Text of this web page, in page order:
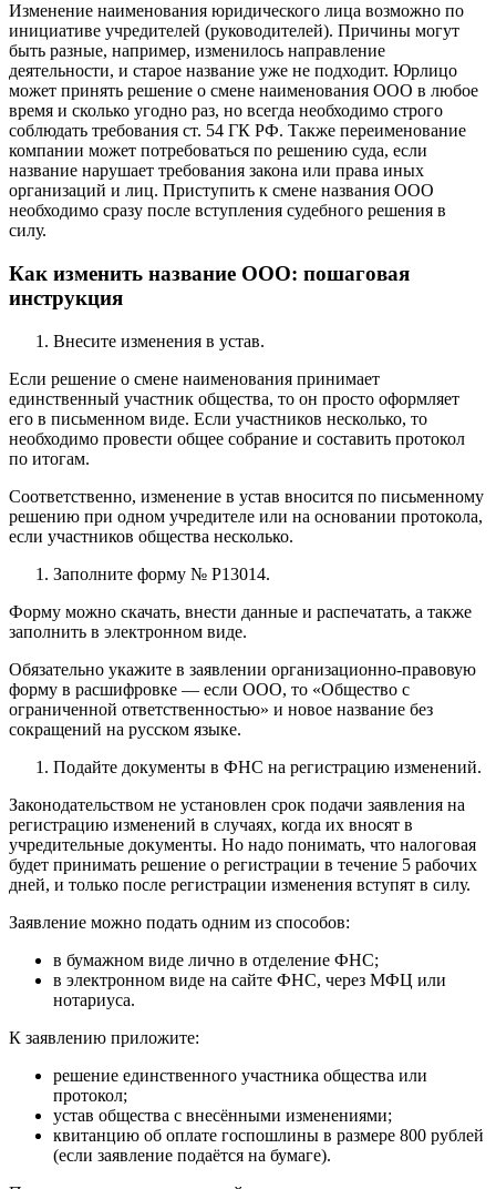
Изменение наименования юридического лица возможно по
инициативе учредителей (руководителей). Причины могут
быть разные, например, изменилось направление
деятельности, и старое название уже не подходит. Юрлицо
может принять решение о смене наименования ООО в любое
время и сколько угодно раз, но всегда необходимо строго
соблюдать требования ст. 54 ГК РФ. Также переименование
компании может потребоваться по решению суда, если
название нарушает требования закона или права иных
организаций и лиц. Приступить к смене названия ООО
необходимо сразу после вступления судебного решения в
силу.
Как изменить название ООО: пошаговая
инструкция
Внесите изменения в устав.
Если решение о смене наименования принимает
единственный участник общества, то он просто оформляет
его в письменном виде. Если участников несколько, то
необходимо провести общее собрание и составить протокол
по итогам.
Соответственно, изменение в устав вносится по письменному
решению при одном учредителе или на основании протокола,
если участников общества несколько.
Заполните форму № Р13014.
Форму можно скачать, внести данные и распечатать, а также
заполнить в электронном виде.
Обязательно укажите в заявлении организационно-правовую
форму в расшифровке — если ООО, то «Общество с
ограниченной ответственностью» и новое название без
сокращений на русском языке.
Подайте документы в ФНС на регистрацию изменений.
Законодательством не установлен срок подачи заявления на
регистрацию изменений в случаях, когда их вносят в
учредительные документы. Но надо понимать, что налоговая
будет принимать решение о регистрации в течение 5 рабочих
дней, и только после регистрации изменения вступят в силу.
Заявление можно подать одним из способов:
в бумажном виде лично в отделение ФНС;
в электронном виде на сайте ФНС, через МФЦ или
нотариуса.
К заявлению приложите:
решение единственного участника общества или
протокол;
устав общества с внесёнными изменениями;
квитанцию об оплате госпошлины в размере 800 рублей
(если заявление подаётся на бумаге).